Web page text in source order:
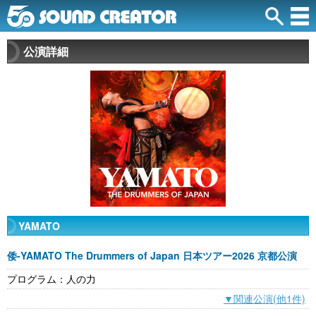
公演詳細
YAMATO
倭-YAMATO The Drummers of Japan 日本ツアー2026 京都公演
プログラム：人の力
▼関連公演(他1件)